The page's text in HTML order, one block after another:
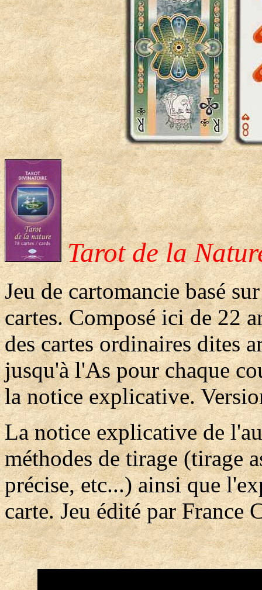
Tarot de la
Jeu de cartomancie basé
cartes. Composé ici de 22
des cartes ordinaires dites
jusqu'à l'As pour chaque
la notice explicative.
La notice explicative de
méthodes de tirage (tirage
précise, etc...) ainsi que
carte. Jeu édité par France